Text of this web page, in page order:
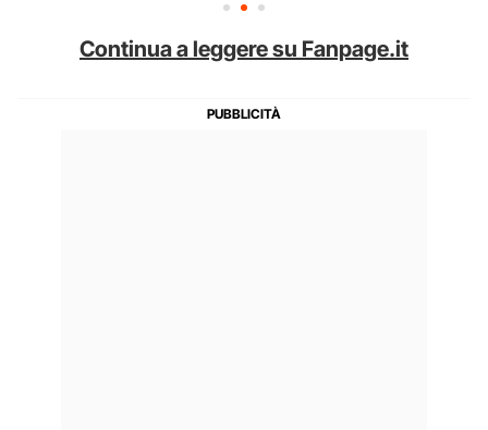
Continua a leggere su Fanpage.it